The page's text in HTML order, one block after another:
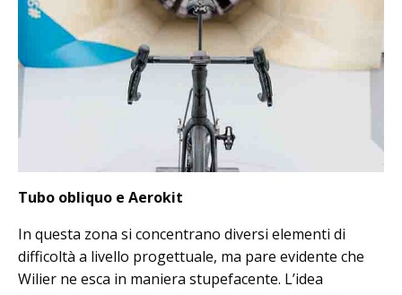
Tubo obliquo e Aerokit
In questa zona si concentrano diversi elementi di
difficoltà a livello progettuale, ma pare evidente che
Wilier ne esca in maniera stupefacente. L’idea